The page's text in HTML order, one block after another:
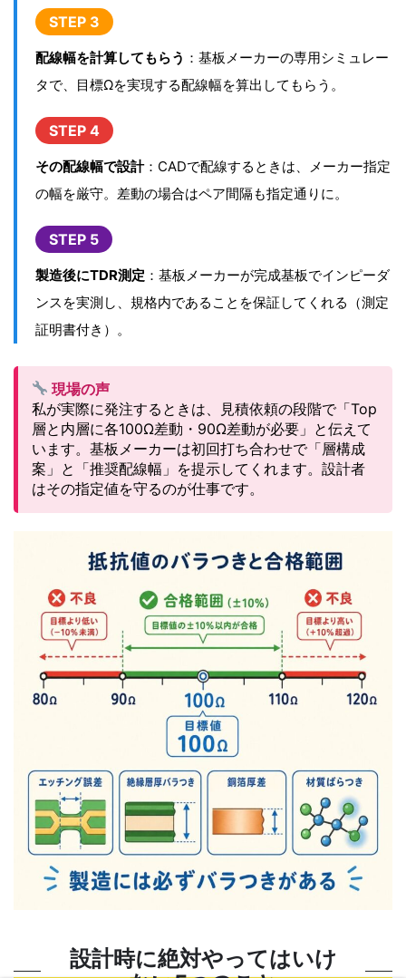
STEP 3
配線幅を計算してもらう ：基板メーカーの専用シミュレー
タで、目標Ωを実現する配線幅を算出してもらう。
STEP 4
その配線幅で設計：CADで配線するときは、メーカー指定
の幅を厳守。差動の場合はペア間隔も指定通りに。
STEP 5
製造後にTDR測定 ：基板メーカーが完成基板でインピーダ
ンスを実測し、規格内であることを保証してくれる（測定
証明書付き）。
現場の声
私が実際に発注するときは、見積依頼の段階で「Top
層と内層に各100Ω差動・90Ω差動が必要」と伝えて
います。基板メーカーは初回打ち合わせで「層構成
案」と「推奨配線幅」を提示してくれます。設計者
はその指定値を守るのが仕事です。
設計時に絶対やってはいけ